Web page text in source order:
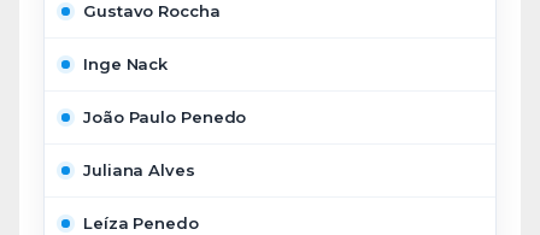
Gustavo Roccha
Inge Nack
João Paulo Penedo
Juliana Alves
Leíza Penedo